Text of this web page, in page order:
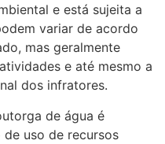
e está sujeita a
variar de acordo
mas geralmente
e até mesmo a
dos infratores.
de água é
uso de recursos